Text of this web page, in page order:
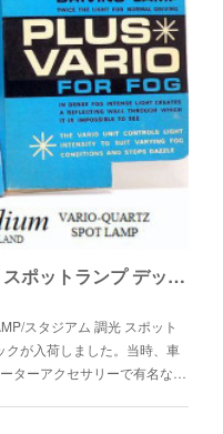
バー & キーホルダー
オンジャック クッションカ
ダー」今回、Online Shopに
英国Stadium/スタジアム 調光 スポットランプ デッドストック ディスプレイパック
スタジアム 調光 スポット
クが入荷しました。当時、車
ターアクセサリーで有名な…